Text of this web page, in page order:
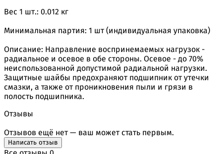
Вес 1 шт.: 0.012 кг
Минимальная партия: 1 шт (индивидуальная упаковка)
Описание: Направление воспринемаемых нагрузок -
радиальное и осевое в обе стороны. Осевое - до 70%
неиспользованной допустимой радиальной нагрузки.
Защитные шайбы предохраняют подшипник от утечки
смазки, а также от проникновения пыли и грязи в
полость подшипника.
Отзывы
Отзывов ещё нет — ваш может стать первым.
Написать отзыв